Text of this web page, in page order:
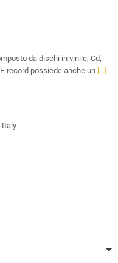
da dischi in vinile, Cd,
record possiede anche un [...]
Italy